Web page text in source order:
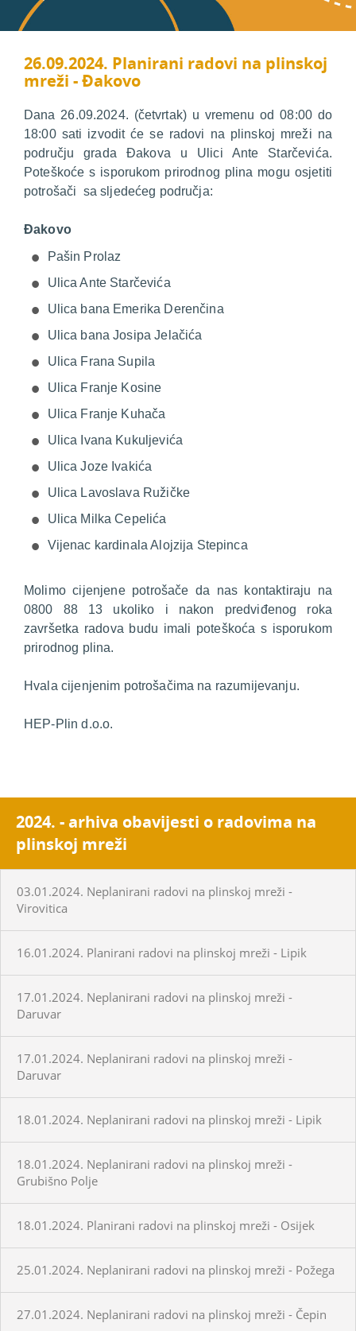
26.09.2024. Planirani radovi na plinskoj
mreži - Đakovo
Dana 26.09.2024. (četvrtak) u vremenu od 08:00 do
18:00 sati izvodit će se radovi na plinskoj mreži na
području grada Đakova u Ulici Ante Starčevića.
Poteškoće s isporukom prirodnog plina mogu osjetiti
potrošači sa sljedećeg područja:
Đakovo
Pašin Prolaz
Ulica Ante Starčevića
Ulica bana Emerika Derenčina
Ulica bana Josipa Jelačića
Ulica Frana Supila
Ulica Franje Kosine
Ulica Franje Kuhača
Ulica Ivana Kukuljevića
Ulica Joze Ivakića
Ulica Lavoslava Ružičke
Ulica Milka Cepelića
Vijenac kardinala Alojzija Stepinca
Molimo cijenjene potrošače da nas kontaktiraju na
0800 88 13 ukoliko i nakon predviđenog roka
završetka radova budu imali poteškoća s isporukom
prirodnog plina.
Hvala cijenjenim potrošačima na razumijevanju.
HEP-Plin d.o.o.
2024. - arhiva obavijesti o radovima na
plinskoj mreži
03.01.2024. Neplanirani radovi na plinskoj mreži -
Virovitica
16.01.2024. Planirani radovi na plinskoj mreži - Lipik
17.01.2024. Neplanirani radovi na plinskoj mreži -
Daruvar
17.01.2024. Neplanirani radovi na plinskoj mreži -
Daruvar
18.01.2024. Neplanirani radovi na plinskoj mreži - Lipik
18.01.2024. Neplanirani radovi na plinskoj mreži -
Grubišno Polje
18.01.2024. Planirani radovi na plinskoj mreži - Osijek
25.01.2024. Neplanirani radovi na plinskoj mreži - Požega
27.01.2024. Neplanirani radovi na plinskoj mreži - Čepin